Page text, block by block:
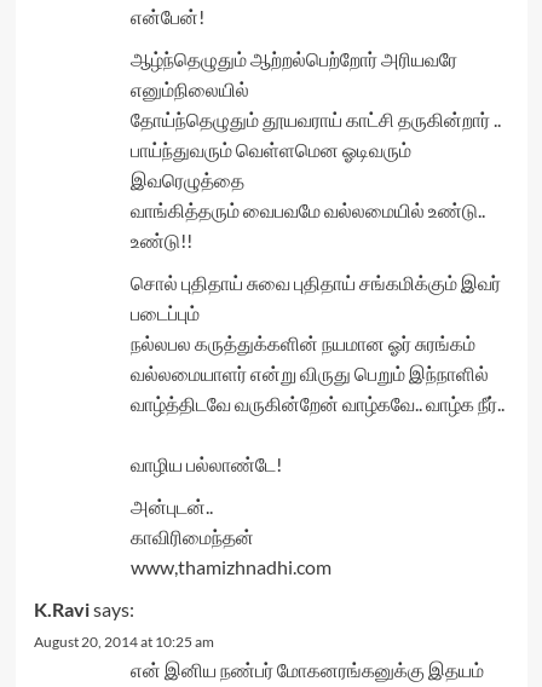
என்பேன்!
ஆழ்ந்தெழுதும் ஆற்றல்பெற்றோர் அரியவரே
எனும்நிலையில்
தோய்ந்தெழுதும் தூயவராய் காட்சி தருகின்றார் ..
பாய்ந்துவரும் வெள்ளமென ஓடிவரும்
இவரெழுத்தை
வாங்கித்தரும் வைபவமே வல்லமையில் உண்டு..
உண்டு!!
சொல் புதிதாய் சுவை புதிதாய் சங்கமிக்கும் இவர்
படைப்பும்
நல்லபல கருத்துக்களின் நயமான ஓர் சுரங்கம்
வல்லமையாளர் என்று விருது பெறும் இந்நாளில்
வாழ்த்திடவே வருகின்றேன் வாழ்கவே.. வாழ்க நீர்..
வாழிய பல்லாண்டே!
அன்புடன்..
காவிரிமைந்தன்
www,thamizhnadhi.com
K.Ravisays:
August 20, 2014 at 10:25 am
என் இனிய நண்பர் மோகனரங்கனுக்கு இதயம்